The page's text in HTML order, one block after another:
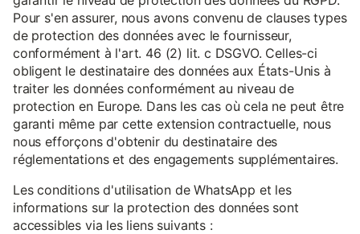
Pour s'en assurer, nous avons convenu de clauses types
de protection des données avec le fournisseur,
conformément à l'art. 46 (2) lit. c DSGVO. Celles-ci
obligent le destinataire des données aux États-Unis à
traiter les données conformément au niveau de
protection en Europe. Dans les cas où cela ne peut être
garanti même par cette extension contractuelle, nous
nous efforçons d'obtenir du destinataire des
réglementations et des engagements supplémentaires.
Les conditions d'utilisation de WhatsApp et les
informations sur la protection des données sont
accessibles via les liens suivants :